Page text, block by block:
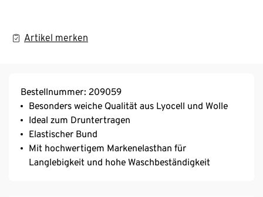
Artikel merken
Bestellnummer: 209059
Besonders weiche Qualität aus Lyocell und Wolle
Ideal zum Druntertragen
Elastischer Bund
Mit hochwertigem Markenelasthan für
Langlebigkeit und hohe Waschbeständigkeit